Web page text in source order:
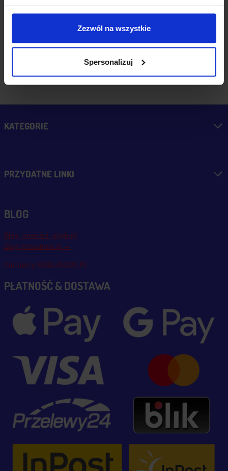
Zezwól na wszystkie
Spersonalizuj
zebranych i zweryfikowanych
przez
KATEGORIE
PRZYDATNE LINKI
BLOG
Blog, nowości, artykuły
Blog msalamon.pl →
Partnerzy MSALAMON.PL
PŁATNOŚĆ & DOSTAWA